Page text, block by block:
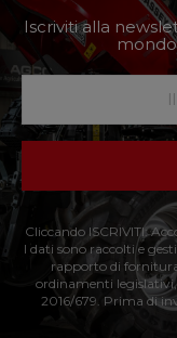
Iscriviti alla
Cliccando ISCRIVITI:
I dati sono raccolti e
rapporto di
ordinamenti legislativi,
2016/679. Prima di